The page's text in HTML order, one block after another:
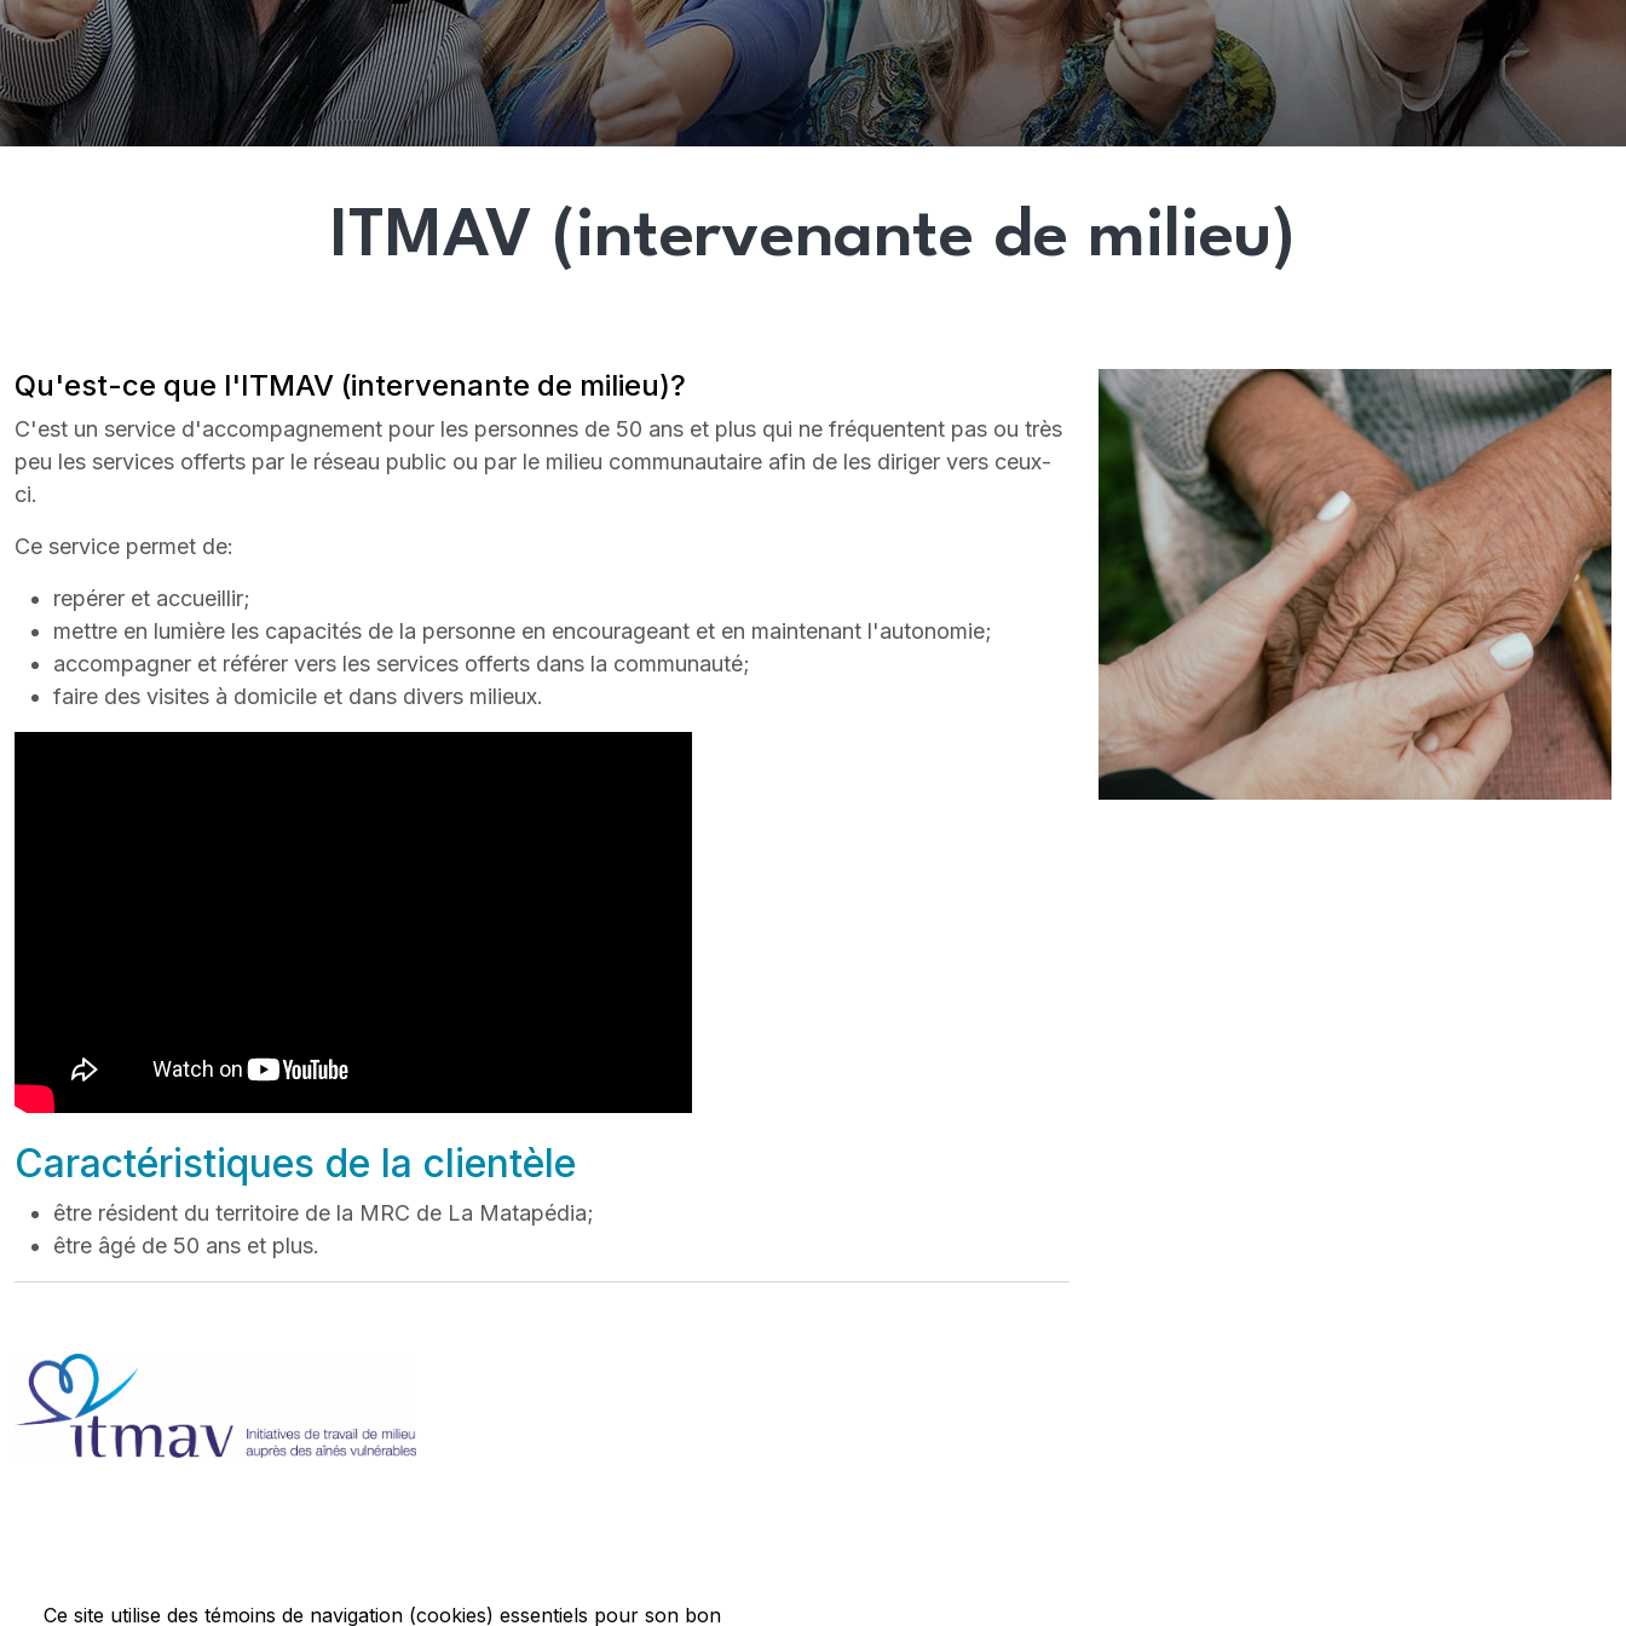
ITMAV (intervenante de milieu)
Qu'est-ce que l'ITMAV (intervenante de milieu)?
C'est un service d'accompagnement pour les personnes de 50 ans et plus qui ne fréquentent pas ou très
peu les services offerts par le réseau public ou par le milieu communautaire afin de les diriger vers ceux-
ci.
Ce service permet de:
repérer et accueillir;
mettre en lumière les capacités de la personne en encourageant et en maintenant l'autonomie;
accompagner et référer vers les services offerts dans la communauté;
faire des visites à domicile et dans divers milieux.
Caractéristiques de la clientèle
être résident du territoire de la MRC de La Matapédia;
être âgé de 50 ans et plus.
Ce site utilise des témoins de navigation (cookies) essentiels pour son bon